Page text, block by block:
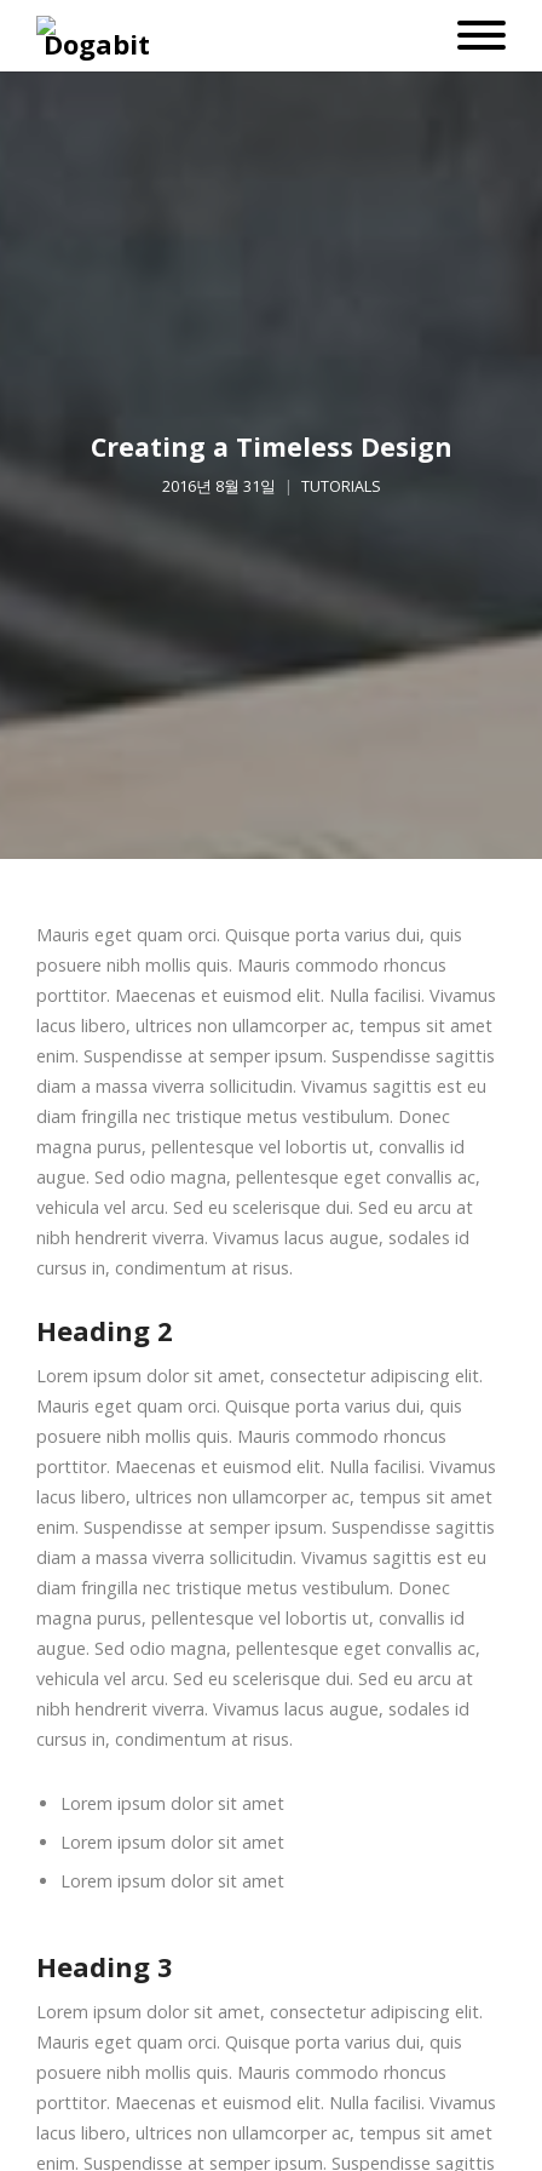
Creating a Timeless Design
2016년 8월 31일 TUTORIALS
Mauris eget quam orci. Quisque porta varius dui, quis
posuere nibh mollis quis. Mauris commodo rhoncus
porttitor. Maecenas et euismod elit. Nulla facilisi. Vivamus
lacus libero, ultrices non ullamcorper ac, tempus sit amet
enim. Suspendisse at semper ipsum. Suspendisse sagittis
diam a massa viverra sollicitudin. Vivamus sagittis est eu
diam fringilla nec tristique metus vestibulum. Donec
magna purus, pellentesque vel lobortis ut, convallis id
augue. Sed odio magna, pellentesque eget convallis ac,
vehicula vel arcu. Sed eu scelerisque dui. Sed eu arcu at
nibh hendrerit viverra. Vivamus lacus augue, sodales id
cursus in, condimentum at risus.
Heading 2
Lorem ipsum dolor sit amet, consectetur adipiscing elit.
Mauris eget quam orci. Quisque porta varius dui, quis
posuere nibh mollis quis. Mauris commodo rhoncus
porttitor. Maecenas et euismod elit. Nulla facilisi. Vivamus
lacus libero, ultrices non ullamcorper ac, tempus sit amet
enim. Suspendisse at semper ipsum. Suspendisse sagittis
diam a massa viverra sollicitudin. Vivamus sagittis est eu
diam fringilla nec tristique metus vestibulum. Donec
magna purus, pellentesque vel lobortis ut, convallis id
augue. Sed odio magna, pellentesque eget convallis ac,
vehicula vel arcu. Sed eu scelerisque dui. Sed eu arcu at
nibh hendrerit viverra. Vivamus lacus augue, sodales id
cursus in, condimentum at risus.
Lorem ipsum dolor sit amet
Lorem ipsum dolor sit amet
Lorem ipsum dolor sit amet
Heading 3
Lorem ipsum dolor sit amet, consectetur adipiscing elit.
Mauris eget quam orci. Quisque porta varius dui, quis
posuere nibh mollis quis. Mauris commodo rhoncus
porttitor. Maecenas et euismod elit. Nulla facilisi. Vivamus
lacus libero, ultrices non ullamcorper ac, tempus sit amet
enim. Suspendisse at semper ipsum. Suspendisse sagittis